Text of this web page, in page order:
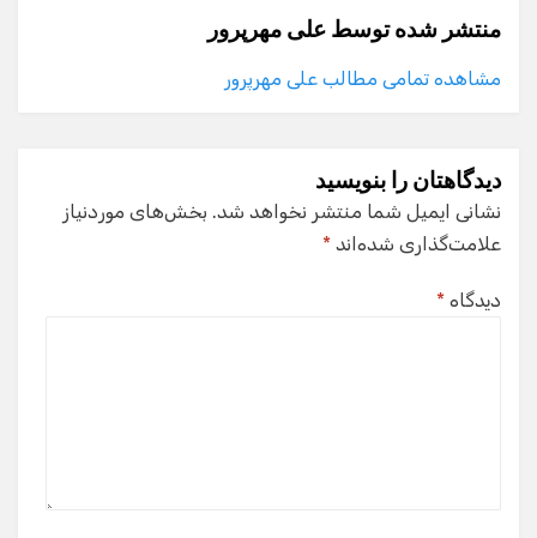
منتشر شده توسطعلی مهرپرور
مشاهده تمامی مطالب علی مهرپرور
دیدگاهتان را بنویسید
نشانی ایمیل شما منتشر نخواهد شد. بخش‌های موردنیاز
علامت‌گذاری شده‌اند *
دیدگاه *